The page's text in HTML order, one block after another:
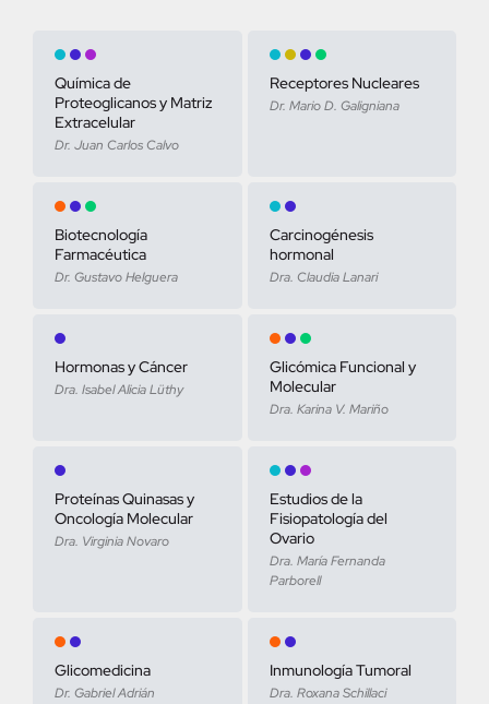
Química de
Proteoglicanos y Matriz
Extracelular
Dr. Juan Carlos Calvo
Receptores Nucleares
Dr. Mario D. Galigniana
Biotecnología
Farmacéutica
Dr. Gustavo Helguera
Carcinogénesis
hormonal
Dra. Claudia Lanari
Hormonas y Cáncer
Dra. Isabel Alicia Lüthy
Glicómica Funcional y
Molecular
Dra. Karina V. Mariño
Proteínas Quinasas y
Oncología Molecular
Dra. Virginia Novaro
Estudios de la
Fisiopatología del
Ovario
Dra. María Fernanda
Parborell
Glicomedicina
Dr. Gabriel Adrián
Inmunología Tumoral
Dra. Roxana Schillaci